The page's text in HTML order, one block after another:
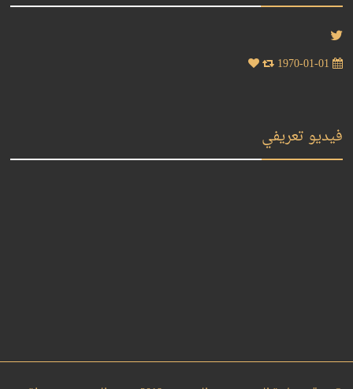
فيديو تعريفي